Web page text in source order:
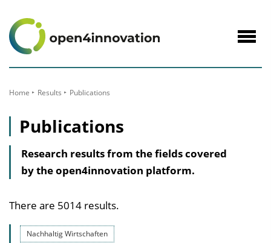
Content
Home Results Publications
Publications
Research results from the fields covered
by the open4innovation platform.
There are 5014 results.
Nachhaltig Wirtschaften